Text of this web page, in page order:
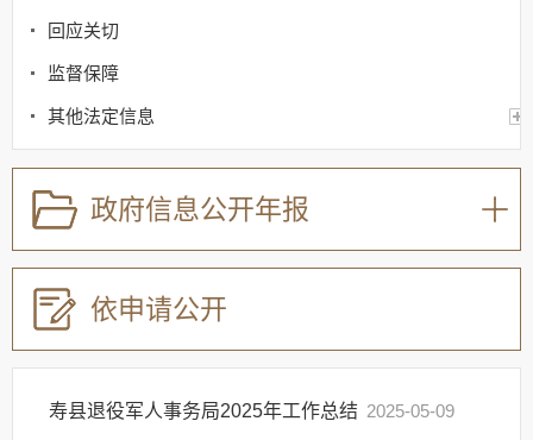
回应关切
监督保障
其他法定信息
政府信息公开年报
依申请公开
寿县退役军人事务局2025年工作总结 2025-05-09